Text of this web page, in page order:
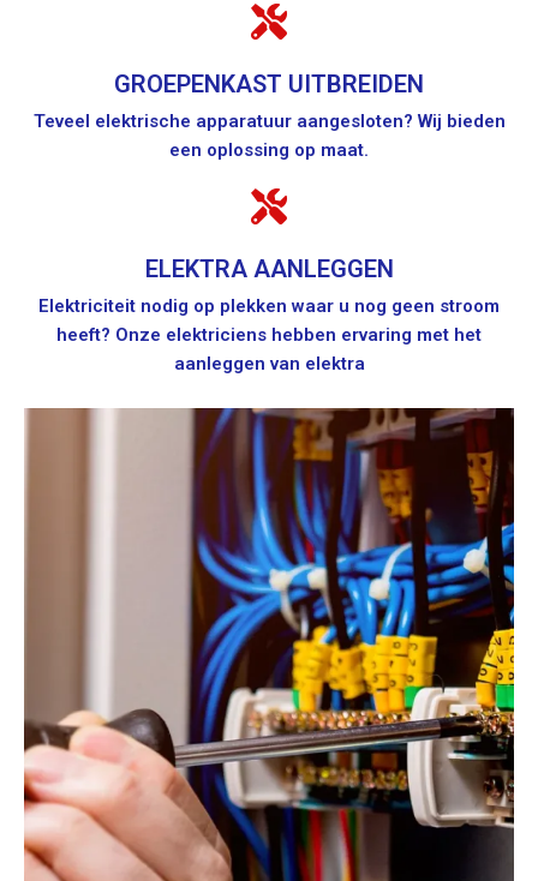
GROEPENKAST UITBREIDEN
Teveel elektrische apparatuur aangesloten? Wij bieden
een oplossing op maat.
ELEKTRA AANLEGGEN
Elektriciteit nodig op plekken waar u nog geen stroom
heeft? Onze elektriciens hebben ervaring met het
aanleggen van elektra